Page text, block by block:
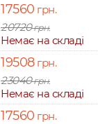
17560 грн.
20720грн.
Немає на складі
19508грн.
23040грн.
Немає на складі
17560 грн.